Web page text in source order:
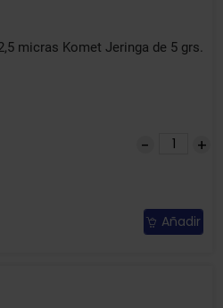
micras Komet Jeringa de 5 grs.
Añadir